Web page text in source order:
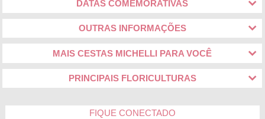
DATAS COMEMORATIVAS
OUTRAS INFORMAÇÕES
MAIS CESTAS MICHELLI PARA VOCÊ
PRINCIPAIS FLORICULTURAS
FIQUE CONECTADO